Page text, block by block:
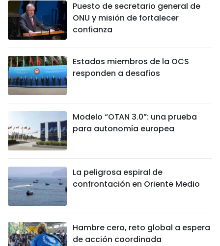
Puesto de secretario general de
ONU y misión de fortalecer
confianza
Estados miembros de la OCS
responden a desafíos
Modelo “OTAN 3.0”: una prueba
para autonomía europea
La peligrosa espiral de
confrontación en Oriente Medio
Hambre cero, reto global a espera
de acción coordinada